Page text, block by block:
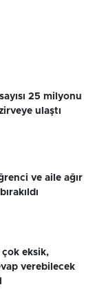
25 milyonu
ulaştı
ve aile ağır
çok eksik,
verebilecek